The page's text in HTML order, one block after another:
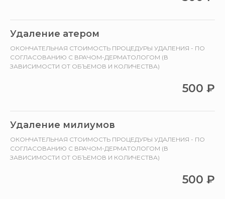
Удаление атером
ОКОНЧАТЕЛЬНАЯ СТОИМОСТЬ ПРОЦЕДУРЫ УДАЛЕНИЯ - ПО
СОГЛАСОВАНИЮ С ВРАЧОМ-ДЕРМАТОЛОГОМ (В
ЗАВИСИМОСТИ ОТ ОБЪЕМОВ И КОЛИЧЕСТВА)
500 ₽
Удаление милиумов
ОКОНЧАТЕЛЬНАЯ СТОИМОСТЬ ПРОЦЕДУРЫ УДАЛЕНИЯ - ПО
СОГЛАСОВАНИЮ С ВРАЧОМ-ДЕРМАТОЛОГОМ (В
ЗАВИСИМОСТИ ОТ ОБЪЕМОВ И КОЛИЧЕСТВА)
500 ₽